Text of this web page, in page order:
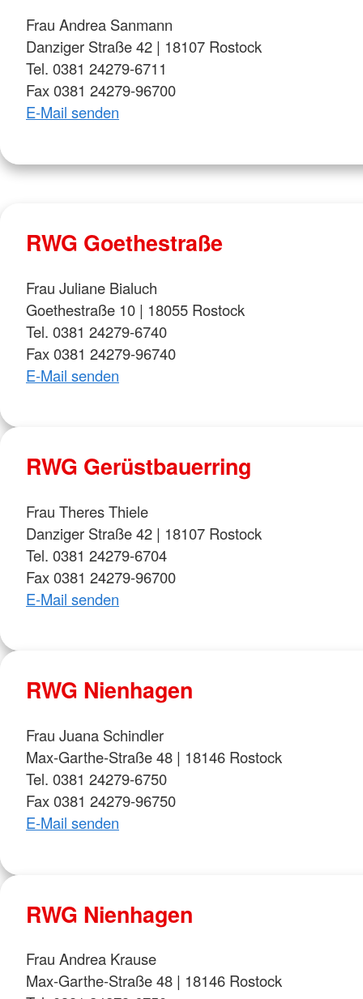
Frau Andrea Sanmann
Danziger Straße 42 | 18107 Rostock
Tel. 0381 24279-6711
Fax 0381 24279-96700
E-Mail senden
RWG Goethestraße
Frau Juliane Bialuch
Goethestraße 10 | 18055 Rostock
Tel. 0381 24279-6740
Fax 0381 24279-96740
E-Mail senden
RWG Gerüstbauerring
Frau Theres Thiele
Danziger Straße 42 | 18107 Rostock
Tel. 0381 24279-6704
Fax 0381 24279-96700
E-Mail senden
RWG Nienhagen
Frau Juana Schindler
Max-Garthe-Straße 48 | 18146 Rostock
Tel. 0381 24279-6750
Fax 0381 24279-96750
E-Mail senden
RWG Nienhagen
Frau Andrea Krause
Max-Garthe-Straße 48 | 18146 Rostock